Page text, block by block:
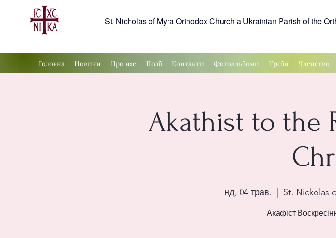
St. Nicholas of Myra Orthodox Church a Ukrainian Parish of the
Головна Новини Про нас Події Контакти Фотоальбоми Треби Членство
Akathist to the
нд, 04 трав. St. Nickolas
Акафіст